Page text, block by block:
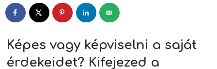
Képes vagy képviselni a saját
érdekeidet? Kifejezed a